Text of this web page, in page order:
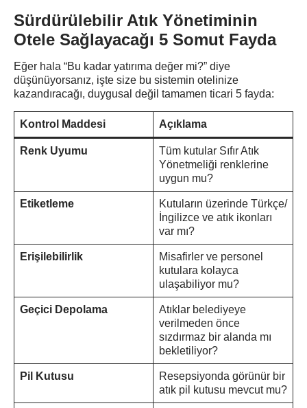
Sürdürülebilir Atık Yönetiminin
Otele Sağlayacağı 5 Somut Fayda
Eğer hala “Bu kadar yatırıma değer mi?” diye
düşünüyorsanız, işte size bu sistemin otelinize
kazandıracağı, duygusal değil tamamen ticari 5 fayda:
Kontrol Maddesi Açıklama
Renk Uyumu
Tüm kutular Sıfır Atık
Yönetmeliği renklerine
uygun mu?
Etiketleme
Kutuların üzerinde Türkçe/
İngilizce ve atık ikonları
var mı?
Erişilebilirlik
Misafirler ve personel
kutulara kolayca
ulaşabiliyor mu?
Geçici Depolama
Atıklar belediyeye
verilmeden önce
sızdırmaz bir alanda mı
bekletiliyor?
Pil Kutusu
Resepsiyonda görünür bir
atık pil kutusu mevcut mu?